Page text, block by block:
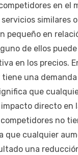
en el
similares
pequeño en
de ellos
en los precios.
tiene una
que
directo en
no
que cualquier
una